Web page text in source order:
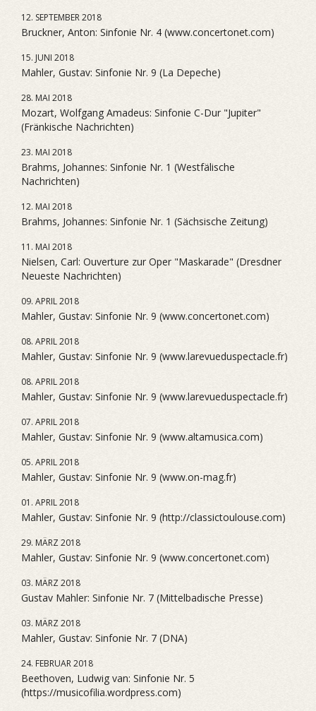
12. SEPTEMBER 2018
Bruckner, Anton: Sinfonie Nr. 4 (www.concertonet.com)
15. JUNI 2018
Mahler, Gustav: Sinfonie Nr. 9 (La Depeche)
28. MAI 2018
Mozart, Wolfgang Amadeus: Sinfonie C-Dur "Jupiter"
(Fränkische Nachrichten)
23. MAI 2018
Brahms, Johannes: Sinfonie Nr. 1 (Westfälische
Nachrichten)
12. MAI 2018
Brahms, Johannes: Sinfonie Nr. 1 (Sächsische Zeitung)
11. MAI 2018
Nielsen, Carl: Ouverture zur Oper "Maskarade" (Dresdner
Neueste Nachrichten)
09. APRIL 2018
Mahler, Gustav: Sinfonie Nr. 9 (www.concertonet.com)
08. APRIL 2018
Mahler, Gustav: Sinfonie Nr. 9 (www.larevueduspectacle.fr)
08. APRIL 2018
Mahler, Gustav: Sinfonie Nr. 9 (www.larevueduspectacle.fr)
07. APRIL 2018
Mahler, Gustav: Sinfonie Nr. 9 (www.altamusica.com)
05. APRIL 2018
Mahler, Gustav: Sinfonie Nr. 9 (www.on-mag.fr)
01. APRIL 2018
Mahler, Gustav: Sinfonie Nr. 9 (http://classictoulouse.com)
29. MÄRZ 2018
Mahler, Gustav: Sinfonie Nr. 9 (www.concertonet.com)
03. MÄRZ 2018
Gustav Mahler: Sinfonie Nr. 7 (Mittelbadische Presse)
03. MÄRZ 2018
Mahler, Gustav: Sinfonie Nr. 7 (DNA)
24. FEBRUAR 2018
Beethoven, Ludwig van: Sinfonie Nr. 5
(https://musicofilia.wordpress.com)